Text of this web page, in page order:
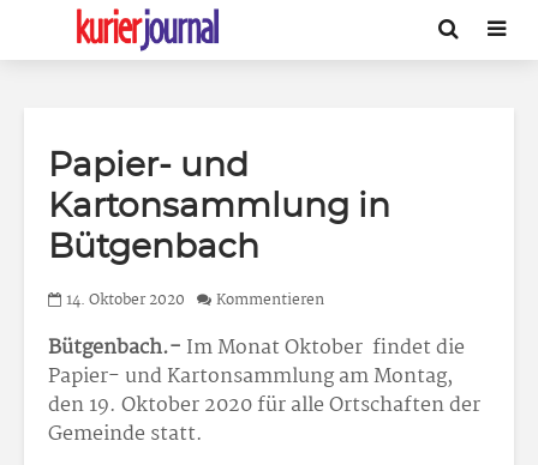
Papier- und
Kartonsammlung in
Bütgenbach
14. Oktober 2020 Kommentieren
Bütgenbach.- Im Monat Oktober findet die
Papier- und Kartonsammlung am Montag,
den 19. Oktober 2020 für alle Ortschaften der
Gemeinde statt.